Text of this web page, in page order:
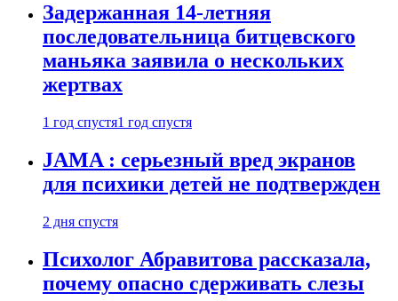
Задержанная 14-летняя
последовательница битцевского
маньяка заявила о нескольких
жертвах
1 год спустя1 год спустя
JAMA : серьезный вред экранов
для психики детей не подтвержден
2 дня спустя
Психолог Абравитова рассказала,
почему опасно сдерживать слезы